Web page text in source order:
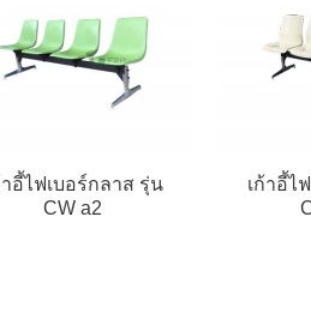
าอี้ไฟเบอร์กลาส รุ่น
CW a2
เก้าอี้ไ